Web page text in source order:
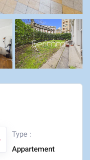
Type :
Appartement